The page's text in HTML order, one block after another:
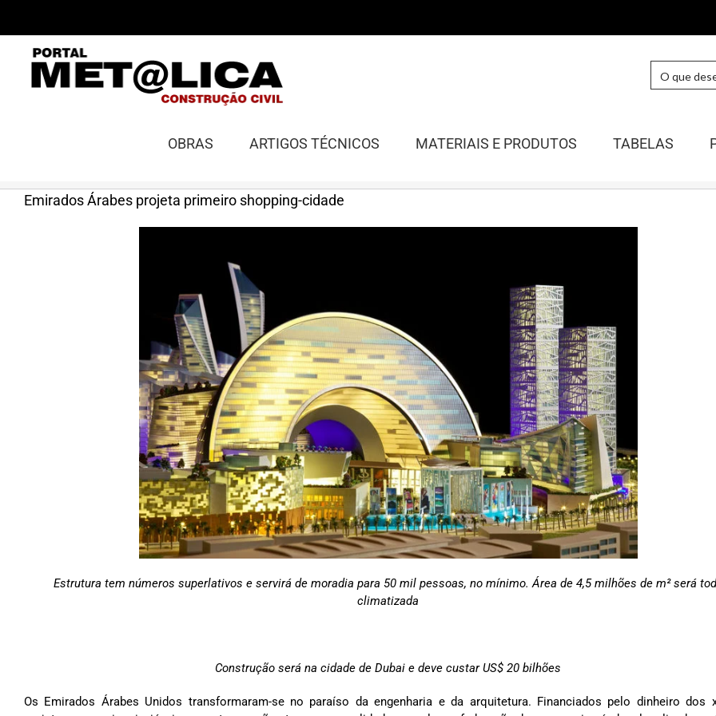
conteúdo
OBRAS ARTIGOS TÉCNICOS MATERIAIS E PRODUTOS TABELAS
Emirados Árabes projeta primeiro shopping-cidade
Estrutura tem números superlativos e servirá de moradia para 50 mil pessoas, no mínimo. Área de 4,5 milhões de m² será
climatizada
Construção será na cidade de Dubai e deve custar US$ 20 bilhões
Os Emirados Árabes Unidos transformaram-se no paraíso da engenharia e da arquitetura. Financiados pelo dinheiro dos